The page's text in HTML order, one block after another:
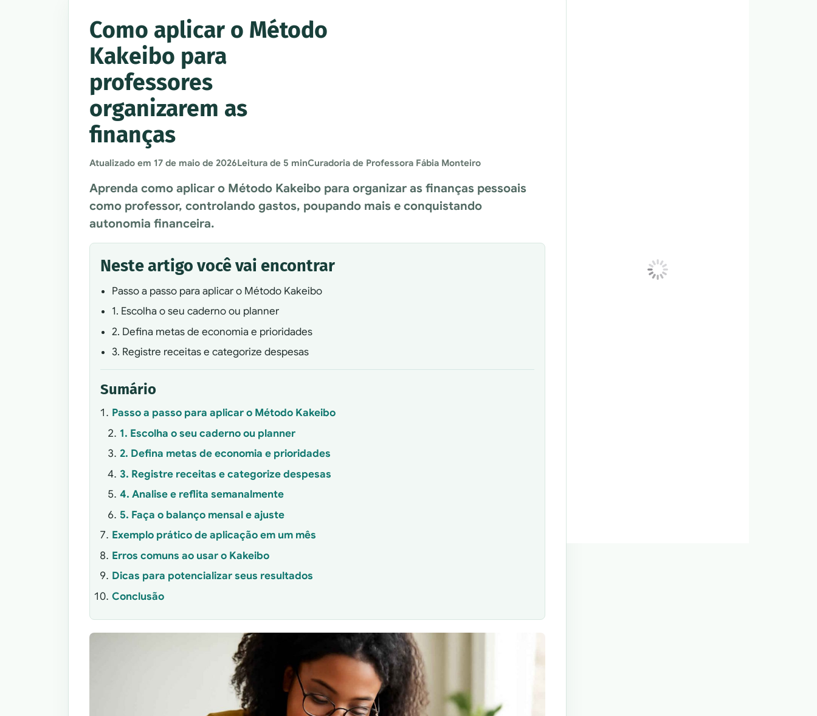
Como aplicar o Método
Kakeibo para
professores
organizarem as
finanças
Atualizado em 17 de maio de 2026Leitura de 5 minCuradoria de Professora Fábia Monteiro
Aprenda como aplicar o Método Kakeibo para organizar as finanças pessoais
como professor, controlando gastos, poupando mais e conquistando
autonomia financeira.
Neste artigo você vai encontrar
Passo a passo para aplicar o Método Kakeibo
1. Escolha o seu caderno ou planner
2. Defina metas de economia e prioridades
3. Registre receitas e categorize despesas
Sumário
Passo a passo para aplicar o Método Kakeibo
1. Escolha o seu caderno ou planner
2. Defina metas de economia e prioridades
3. Registre receitas e categorize despesas
4. Analise e reflita semanalmente
5. Faça o balanço mensal e ajuste
Exemplo prático de aplicação em um mês
Erros comuns ao usar o Kakeibo
Dicas para potencializar seus resultados
Conclusão